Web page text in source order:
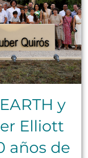
y
Elliott
años de